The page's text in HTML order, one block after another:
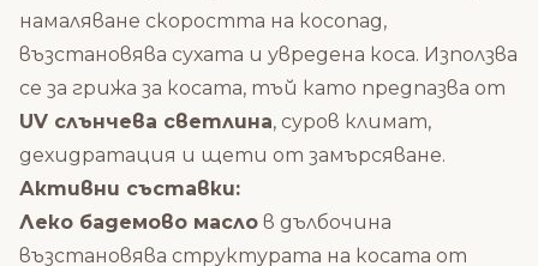
намаляване скоростта на косопад,
възстановява сухата и увредена коса. Използва
се за грижа за косата, тъй като предпазва от
UV слънчева светлина, суров климат,
дехидратация и щети от замърсяване.
Активни съставки:
Леко бадемово масло в дълбочина
възстановява структурата на косата от